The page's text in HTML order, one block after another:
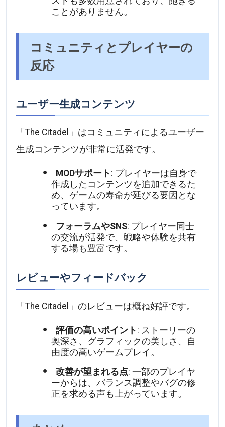
ことがありません。
コミュニティとプレイヤーの
反応
ユーザー生成コンテンツ
「The Citadel」はコミュニティによるユーザー
生成コンテンツが非常に活発です。
MODサポート : プレイヤーは自身で
作成したコンテンツを追加できるた
め、ゲームの寿命が延びる要因とな
っています。
フォーラムやSNS: プレイヤー同士
の交流が活発で、戦略や体験を共有
する場も豊富です。
レビューやフィードバック
「The Citadel」のレビューは概ね好評です。
評価の高いポイント : ストーリーの
奥深さ、グラフィックの美しさ、自
由度の高いゲームプレイ。
改善が望まれる点: 一部のプレイヤ
ーからは、バランス調整やバグの修
正を求める声も上がっています。